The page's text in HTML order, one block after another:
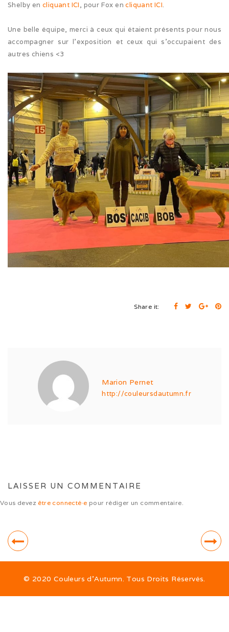
Expo Münsingen (01/26)
Expo Olten (12/25)
Retrouvailles AS (10/25)
Rencontre Nova (09/25)
Shaée et Loupa (03/25)
Vacances en Bretagne (07/24)
Après midi coquelicots (06/24)
Expo Saint Pouange (05/24)
Expo de Châlon (05/24)
Expo d’Offenburg (03/24)
Séance grimaces (01/24)
Soirée à Motey (08/23)
Les trois clones (09/21)
Païko et les filles (03/21)
Sorties hivernales 2020
Shelby encliquant ICI, pour Fox encliquant ICI.
Une belle équipe, merci à ceux qui étaient présents pour nous
accompagner sur l’exposition et ceux qui s’occupaient des
autres chiens <3
Share it:
Marion Pernet
http://couleursdautumn.fr
LAISSER UN COMMENTAIRE
Vous devez être connecté·e pour rédiger un commentaire.
© 2020 Couleurs d’Autumn. Tous Droits Réservés.